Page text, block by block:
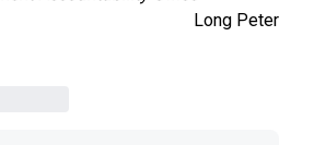
Long Peter